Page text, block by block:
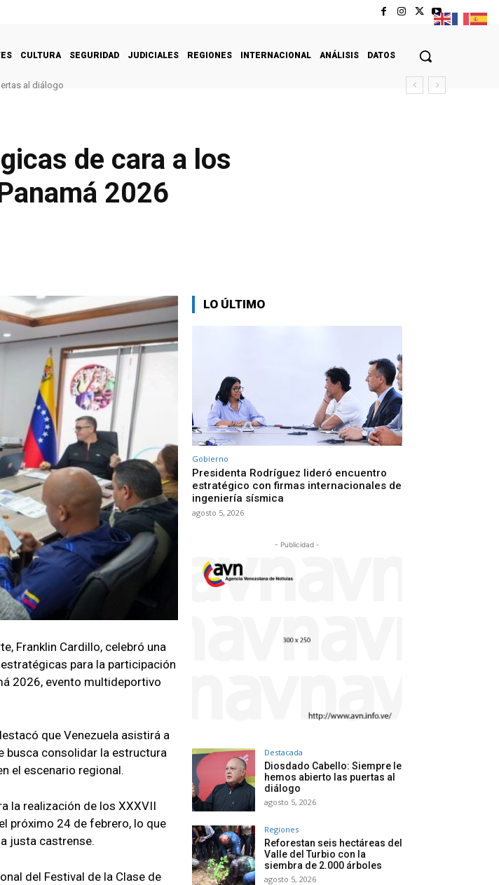
CULTURA SEGURIDAD JUDICIALES REGIONES INTERNACIONAL ANÁLISIS DATOS
al diálogo
de cara a los
2026
Franklin Cardillo, celebró una
para la participación
2026, evento multideportivo
que Venezuela asistirá a
busca consolidar la estructura
el escenario regional.
la realización de los XXXVII
próximo 24 de febrero, lo que
justa castrense.
del Festival de la Clase de
LO ÚLTIMO
Gobierno
Presidenta Rodríguez lideró encuentro
estratégico con firmas internacionales de
ingeniería sísmica
agosto 5, 2026
- Publicidad -
Destacada
Diosdado Cabello: Siempre le
hemos abierto las puertas al
diálogo
agosto 5, 2026
Regiones
Reforestan seis hectáreas del
Valle del Turbio con la
siembra de 2.000 árboles
agosto 5, 2026